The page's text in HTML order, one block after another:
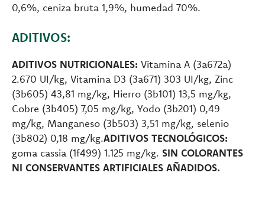
0,6%, ceniza bruta 1,9%, humedad 70%.
ADITIVOS:
ADITIVOS NUTRICIONALES: Vitamina A (3a672a)
2.670 UI/kg, Vitamina D3 (3a671) 303 UI/kg, Zinc
(3b605) 43,81 mg/kg, Hierro (3b101) 13,5 mg/kg,
Cobre (3b405) 7,05 mg/kg, Yodo (3b201) 0,49
mg/kg, Manganeso (3b503) 3,51 mg/kg, selenio
(3b802) 0,18 mg/kg.ADITIVOS TECNOLÓGICOS:
goma cassia (1f499) 1.125 mg/kg. SIN COLORANTES
NI CONSERVANTES ARTIFICIALES AÑADIDOS.